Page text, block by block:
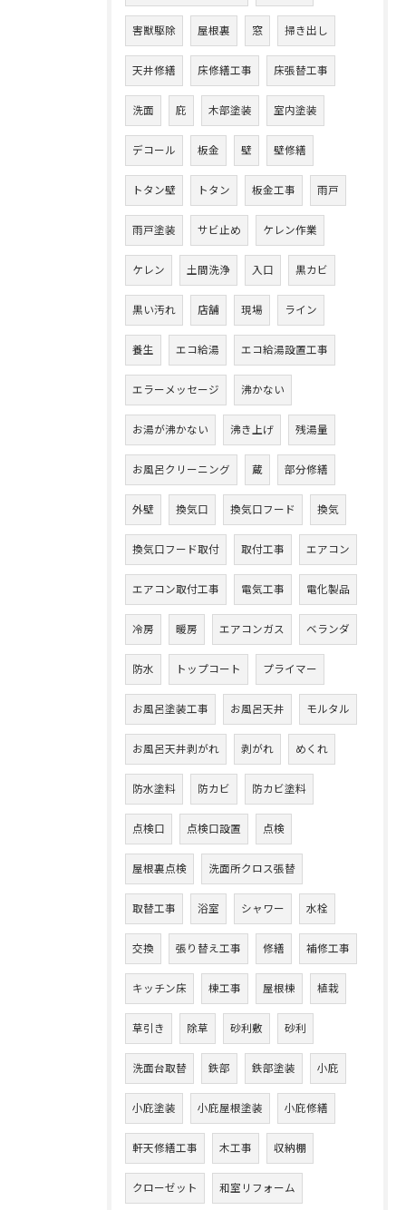
害獣駆除 屋根裏 窓 掃き出し
天井修繕 床修繕工事 床張替工事
洗面 庇 木部塗装 室内塗装
デコール 板金 壁 壁修繕
トタン壁 トタン 板金工事 雨戸
雨戸塗装 サビ止め ケレン作業
ケレン 土間洗浄 入口 黒カビ
黒い汚れ 店舗 現場 ライン
養生 エコ給湯 エコ給湯設置工事
エラーメッセージ 沸かない
お湯が沸かない 沸き上げ 残湯量
お風呂クリーニング 蔵 部分修繕
外壁 換気口 換気口フード 換気
換気口フード取付 取付工事 エアコン
エアコン取付工事 電気工事 電化製品
冷房 暖房 エアコンガス ベランダ
防水 トップコート プライマー
お風呂塗装工事 お風呂天井 モルタル
お風呂天井剥がれ 剥がれ めくれ
防水塗料 防カビ 防カビ塗料
点検口 点検口設置 点検
屋根裏点検 洗面所クロス張替
取替工事 浴室 シャワー 水栓
交換 張り替え工事 修繕 補修工事
キッチン床 棟工事 屋根棟 植栽
草引き 除草 砂利敷 砂利
洗面台取替 鉄部 鉄部塗装 小庇
小庇塗装 小庇屋根塗装 小庇修繕
軒天修繕工事 木工事 収納棚
クローゼット 和室リフォーム